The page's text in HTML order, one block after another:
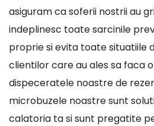
asiguram ca soferii nostrii au
indeplinesc toate sarcinile
proprie si evita toate situatiile
clientilor care au ales sa faca
dispeceratele noastre de
microbuzele noastre sunt
calatoria ta si sunt pregatite